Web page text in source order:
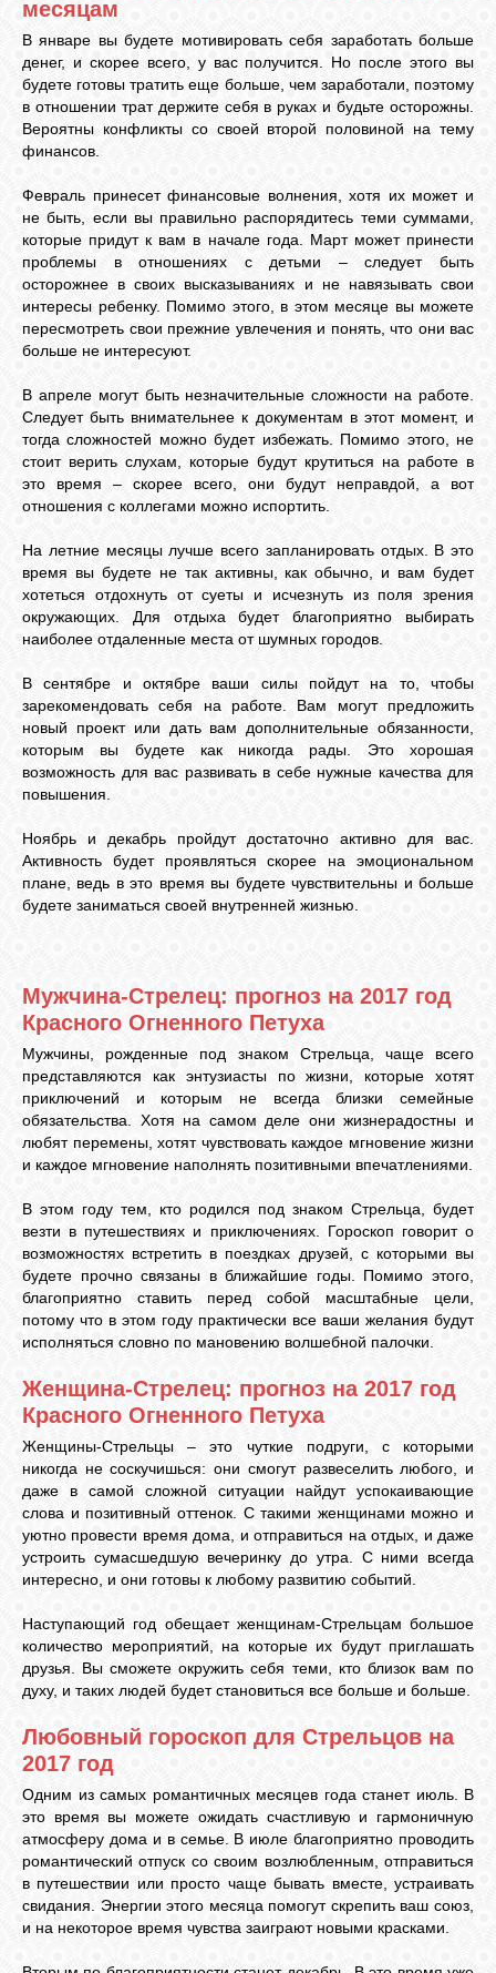
ВХОД
ВК
FACEBOOK
месяцам
В январе вы будете мотивировать себя заработать больше
денег, и скорее всего, у вас получится. Но после этого вы
будете готовы тратить еще больше, чем заработали, поэтому
в отношении трат держите себя в руках и будьте осторожны.
Вероятны конфликты со своей второй половиной на тему
финансов.
Февраль принесет финансовые волнения, хотя их может и
не быть, если вы правильно распорядитесь теми суммами,
которые придут к вам в начале года. Март может принести
проблемы в отношениях с детьми – следует быть
осторожнее в своих высказываниях и не навязывать свои
интересы ребенку. Помимо этого, в этом месяце вы можете
пересмотреть свои прежние увлечения и понять, что они вас
больше не интересуют.
В апреле могут быть незначительные сложности на работе.
Следует быть внимательнее к документам в этот момент, и
тогда сложностей можно будет избежать. Помимо этого, не
стоит верить слухам, которые будут крутиться на работе в
это время – скорее всего, они будут неправдой, а вот
отношения с коллегами можно испортить.
На летние месяцы лучше всего запланировать отдых. В это
время вы будете не так активны, как обычно, и вам будет
хотеться отдохнуть от суеты и исчезнуть из поля зрения
окружающих. Для отдыха будет благоприятно выбирать
наиболее отдаленные места от шумных городов.
В сентябре и октябре ваши силы пойдут на то, чтобы
зарекомендовать себя на работе. Вам могут предложить
новый проект или дать вам дополнительные обязанности,
которым вы будете как никогда рады. Это хорошая
возможность для вас развивать в себе нужные качества для
повышения.
Ноябрь и декабрь пройдут достаточно активно для вас.
Активность будет проявляться скорее на эмоциональном
плане, ведь в это время вы будете чувствительны и больше
будете заниматься своей внутренней жизнью.
Мужчина-Стрелец: прогноз на 2017 год
Красного Огненного Петуха
Мужчины, рожденные под знаком Стрельца, чаще всего
представляются как энтузиасты по жизни, которые хотят
приключений и которым не всегда близки семейные
обязательства. Хотя на самом деле они жизнерадостны и
любят перемены, хотят чувствовать каждое мгновение жизни
и каждое мгновение наполнять позитивными впечатлениями.
В этом году тем, кто родился под знаком Стрельца, будет
везти в путешествиях и приключениях. Гороскоп говорит о
возможностях встретить в поездках друзей, с которыми вы
будете прочно связаны в ближайшие годы. Помимо этого,
благоприятно ставить перед собой масштабные цели,
потому что в этом году практически все ваши желания будут
исполняться словно по мановению волшебной палочки.
Женщина-Стрелец: прогноз на 2017 год
Красного Огненного Петуха
Женщины-Стрельцы – это чуткие подруги, с которыми
никогда не соскучишься: они смогут развеселить любого, и
даже в самой сложной ситуации найдут успокаивающие
слова и позитивный оттенок. С такими женщинами можно и
уютно провести время дома, и отправиться на отдых, и даже
устроить сумасшедшую вечеринку до утра. С ними всегда
интересно, и они готовы к любому развитию событий.
Наступающий год обещает женщинам-Стрельцам большое
количество мероприятий, на которые их будут приглашать
друзья. Вы сможете окружить себя теми, кто близок вам по
духу, и таких людей будет становиться все больше и больше.
Любовный гороскоп для Стрельцов на
2017 год
Одним из самых романтичных месяцев года станет июль. В
это время вы можете ожидать счастливую и гармоничную
атмосферу дома и в семье. В июле благоприятно проводить
романтический отпуск со своим возлюбленным, отправиться
в путешествии или просто чаще бывать вместе, устраивать
свидания. Энергии этого месяца помогут скрепить ваш союз,
и на некоторое время чувства заиграют новыми красками.